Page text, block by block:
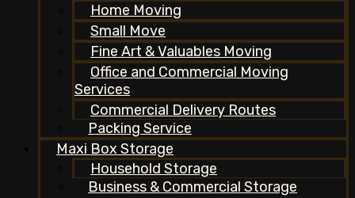
Home Moving
Small Move
Fine Art & Valuables Moving
Office and Commercial Moving
Services
Commercial Delivery Routes
Packing Service
Maxi Box Storage
Household Storage
Business & Commercial Storage